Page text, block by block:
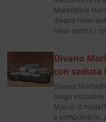
Morbidline
divano relax
relax elettrici
Divano
con
Divano
lunga
Macon Il
e componibile,